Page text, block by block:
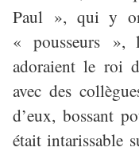
Paul », qui y
« pousseurs »,
adoraient le roi
avec des
d’eux, bossant
était intarissable